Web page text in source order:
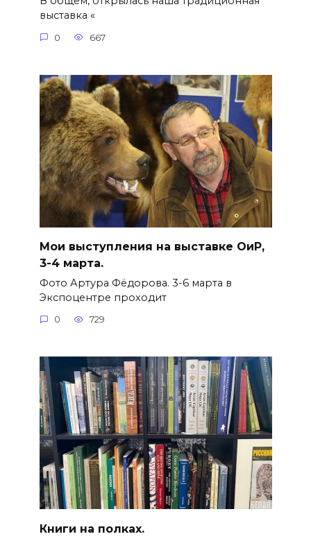
выставка «
0 667
Мои выступления на выставке ОиР,
3-4 марта.
Фото Артура Фёдорова. 3-6 марта в
Экспоцентре проходит
0 729
Книги на полках.